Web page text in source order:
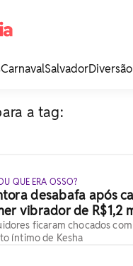
CarnavalSalvadorDiversão
a tag:
QUE ERA OSSO?
desabafa após
vibrador de R$1,2
ficaram chocados
íntimo de Kesha